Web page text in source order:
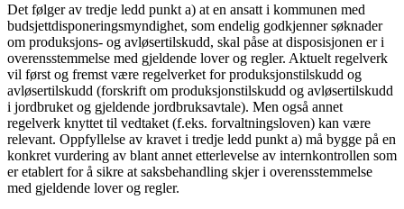
Det følger av tredje ledd punkt a) at en ansatt i kommunen med
budsjettdisponeringsmyndighet, som endelig godkjenner søknader
om produksjons- og avløsertilskudd, skal påse at disposisjonen er i
overensstemmelse med gjeldende lover og regler. Aktuelt regelverk
vil først og fremst være regelverket for produksjonstilskudd og
avløsertilskudd (forskrift om produksjonstilskudd og avløsertilskudd
i jordbruket og gjeldende jordbruksavtale). Men også annet
regelverk knyttet til vedtaket (f.eks. forvaltningsloven) kan være
relevant. Oppfyllelse av kravet i tredje ledd punkt a) må bygge på en
konkret vurdering av blant annet etterlevelse av internkontrollen som
er etablert for å sikre at saksbehandling skjer i overensstemmelse
med gjeldende lover og regler.